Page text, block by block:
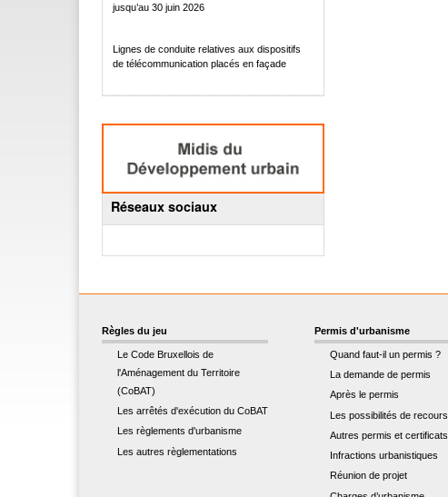
jusqu’au 30 juin 2026
Lignes de conduite relatives aux dispositifs
de télécommunication placés en façade
Réseaux sociaux
Règles du jeu
Le Code Bruxellois de
l'Aménagement du Territoire
(CoBAT)
Les arrêtés d'exécution du CoBAT
Les règlements d'urbanisme
Les autres règlementations
Permis d'urbanisme
Quand faut-il un permis ?
La demande de permis
Après le permis
Les possibilités de recours
Autres permis et certificats
Infractions urbanistiques
Réunion de projet